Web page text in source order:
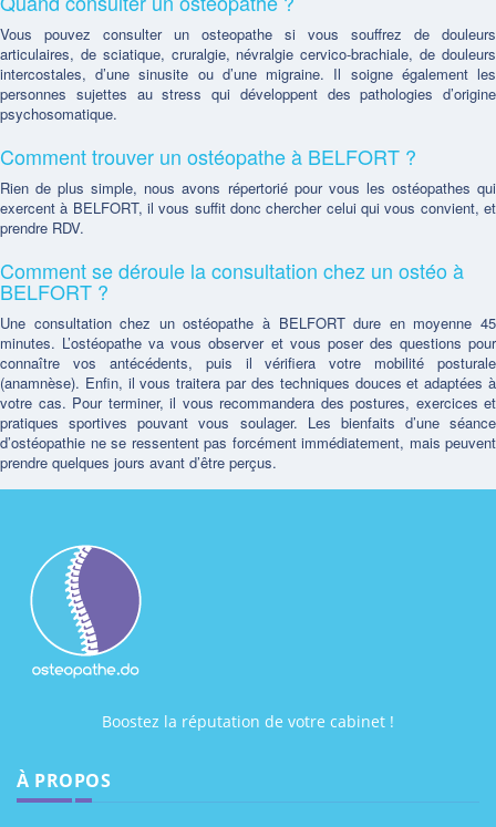
Vous pouvez consulter un osteopathe si vous souffrez de douleurs
articulaires, de sciatique, cruralgie, névralgie cervico-brachiale, de douleurs
intercostales, d’une sinusite ou d’une migraine. Il soigne également les
personnes sujettes au stress qui développent des pathologies d’origine
psychosomatique.
Comment trouver un ostéopathe à BELFORT ?
Rien de plus simple, nous avons répertorié pour vous les ostéopathes qui
exercent à BELFORT, il vous suffit donc chercher celui qui vous convient, et
prendre RDV.
Comment se déroule la consultation chez un ostéo à
BELFORT ?
Une consultation chez un ostéopathe à BELFORT dure en moyenne 45
minutes. L’ostéopathe va vous observer et vous poser des questions pour
connaître vos antécédents, puis il vérifiera votre mobilité posturale
(anamnèse). Enfin, il vous traitera par des techniques douces et adaptées à
votre cas. Pour terminer, il vous recommandera des postures, exercices et
pratiques sportives pouvant vous soulager. Les bienfaits d’une séance
d’ostéopathie ne se ressentent pas forcément immédiatement, mais peuvent
prendre quelques jours avant d’être perçus.
Boostez la réputation de votre cabinet !
À PROPOS